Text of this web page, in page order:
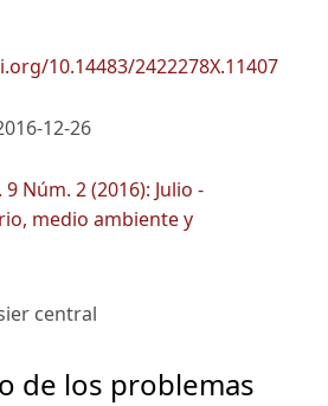
10.14483/2422278X.11407
12-26
9 Núm. 2 (2016): Julio -
medio ambiente y
central
de los problemas